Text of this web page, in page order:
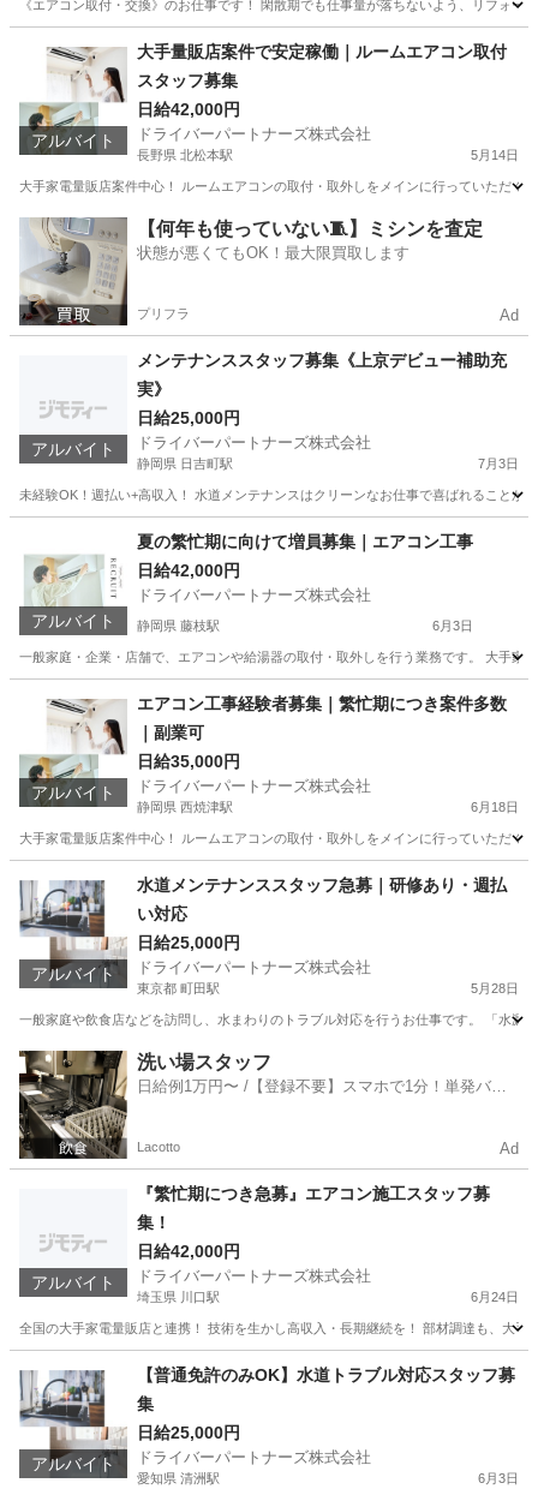
《エアコン取付・交換》のお仕事です！ 閑散期でも仕事量が落ちないよう、リフォ
その他 スタッフ
アルバイト
大手量販店案件で安定稼働｜ルームエアコン取付
スタッフ募集
日給42,000円
ドライバーパートナーズ株式会社
長野県 北松本駅 5月14日
大手家電量販店案件中心！ ルームエアコンの取付・取外しをメインに行っていただ
長野 松本市 北松本駅 建築 量販店
【何年も使っていない🧵】ミシンを査定
状態が悪くてもOK！最大限買取します
プリフラ Ad
アルバイト
メンテナンススタッフ募集《上京デビュー補助充
実》
日給25,000円
ドライバーパートナーズ株式会社
静岡県 日吉町駅 7月3日
未経験OK！週払い+高収入！ 水道メンテナンスはクリーンなお仕事で喜ばれること
日吉町駅 軽作業 スタッフ
アルバイト
夏の繁忙期に向けて増員募集｜エアコン工事
日給42,000円
ドライバーパートナーズ株式会社
静岡県 藤枝駅 6月3日
一般家庭・企業・店舗で、エアコンや給湯器の取付・取外しを行う業務です。 大手
その他 出来高制
アルバイト
エアコン工事経験者募集｜繁忙期につき案件多数
｜副業可
日給35,000円
ドライバーパートナーズ株式会社
静岡県 西焼津駅 6月18日
大手家電量販店案件中心！ ルームエアコンの取付・取外しをメインに行っていただ
西焼津駅 給湯器
アルバイト
水道メンテナンススタッフ急募｜研修あり・週払
い対応
日給25,000円
ドライバーパートナーズ株式会社
東京都 町田駅 5月28日
一般家庭や飲食店などを訪問し、水まわりのトラブル対応を行うお仕事です。 「水
東京 町田市 町田駅 軽作業
洗い場スタッフ
日給例1万円〜 /【登録不要】スマホで1分！単発バイ
Lacotto Ad
アルバイト
『繁忙期につき急募』エアコン施工スタッフ募
集！
日給42,000円
ドライバーパートナーズ株式会社
埼玉県 川口駅 6月24日
全国の大手家電量販店と連携！ 技術を生かし高収入・長期継続を！ 部材調達も、大
川口駅 軽作業 スタッフ
アルバイト
【普通免許のみOK】水道トラブル対応スタッフ募
集
日給25,000円
ドライバーパートナーズ株式会社
愛知県 清洲駅 6月3日